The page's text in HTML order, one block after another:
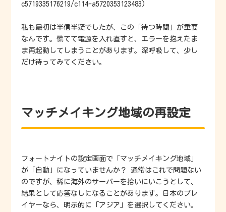
c5719335176219/c114-a5720353123483)
私も最初は半信半疑でしたが、この「待つ時間」が重要
なんです。慌てて電源を入れ直すと、エラーを抱えたま
ま再起動してしまうことがあります。深呼吸して、少し
だけ待ってみてください。
マッチメイキング地域の再設定
フォートナイトの設定画面で「マッチメイキング地域」
が「自動」になっていませんか？ 通常はこれで問題ない
のですが、稀に海外のサーバーを拾いにいこうとして、
結果として応答なしになることがあります。日本のプレ
イヤーなら、明示的に「アジア」を選択してください。